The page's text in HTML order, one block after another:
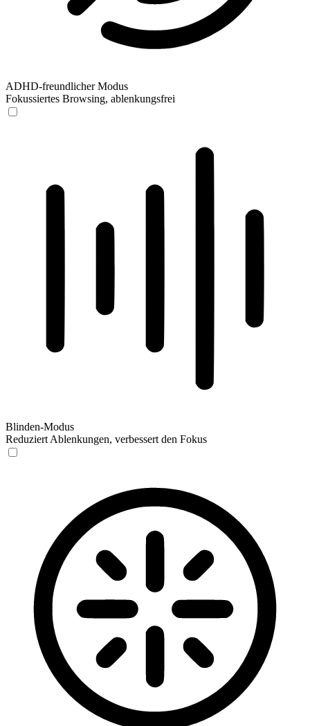
ADHD-freundlicher Modus
Fokussiertes Browsing, ablenkungsfrei
Blinden-Modus
Reduziert Ablenkungen, verbessert den Fokus